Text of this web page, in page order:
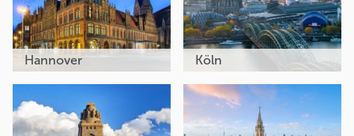
Hannover Köln